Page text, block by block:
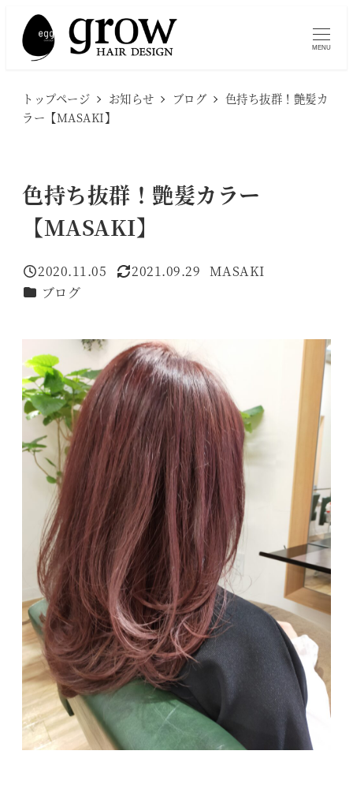
MENU
トップページ お知らせ ブログ
色持ち抜群！艶髪カ
ラー【MASAKI】
色持ち抜群！艶髪カラー
【MASAKI】
投稿日
2020.11.05
更新日
2021.09.29
著
MASAKI
カテゴリー
ブログ